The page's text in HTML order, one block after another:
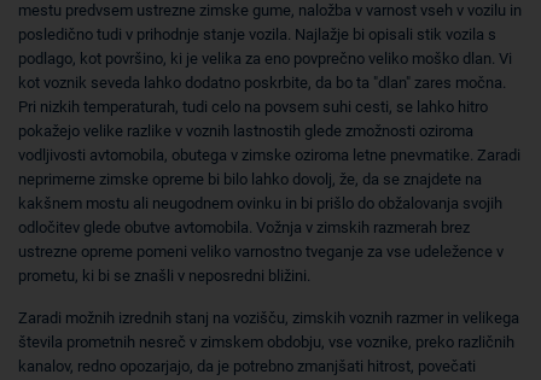
mestu predvsem ustrezne zimske gume, naložba v varnost vseh v vozilu in
posledično tudi v prihodnje stanje vozila. Najlažje bi opisali stik vozila s
podlago, kot površino, ki je velika za eno povprečno veliko moško dlan. Vi
kot voznik seveda lahko dodatno poskrbite, da bo ta "dlan" zares močna.
Pri nizkih temperaturah, tudi celo na povsem suhi cesti, se lahko hitro
pokažejo velike razlike v voznih lastnostih glede zmožnosti oziroma
vodljivosti avtomobila, obutega v zimske oziroma letne pnevmatike. Zaradi
neprimerne zimske opreme bi bilo lahko dovolj, že, da se znajdete na
kakšnem mostu ali neugodnem ovinku in bi prišlo do obžalovanja svojih
odločitev glede obutve avtomobila. Vožnja v zimskih razmerah brez
ustrezne opreme pomeni veliko varnostno tveganje za vse udeležence v
prometu, ki bi se znašli v neposredni bližini.
Zaradi možnih izrednih stanj na vozišču, zimskih voznih razmer in velikega
števila prometnih nesreč v zimskem obdobju, vse voznike, preko različnih
kanalov, redno opozarjajo, da je potrebno zmanjšati hitrost, povečati